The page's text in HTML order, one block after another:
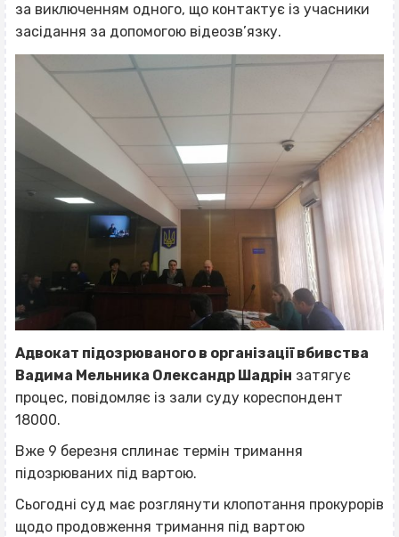
за виключенням одного, що контактує із учасники
засідання за допомогою відеозв’язку.
Адвокат підозрюваного в організації вбивства
Вадима Мельника Олександр Шадрін затягує
процес, повідомляє із зали суду кореспондент
18000.
Вже 9 березня сплинає термін тримання
підозрюваних під вартою.
Сьогодні суд має розглянути клопотання прокурорів
щодо продовження тримання під вартою